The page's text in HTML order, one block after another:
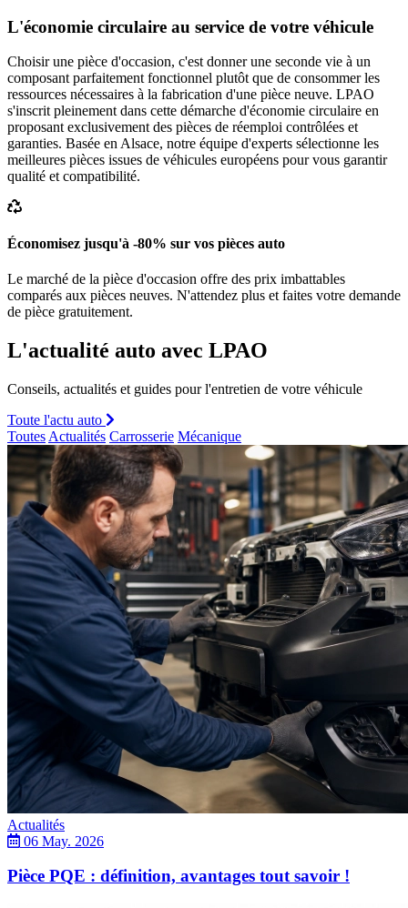
L'économie circulaire au service de votre véhicule
Choisir une pièce d'occasion, c'est donner une seconde vie à un
composant parfaitement fonctionnel plutôt que de consommer les
ressources nécessaires à la fabrication d'une pièce neuve. LPAO
s'inscrit pleinement dans cette démarche d'économie circulaire en
proposant exclusivement des pièces de réemploi contrôlées et
garanties. Basée en Alsace, notre équipe d'experts sélectionne les
meilleures pièces issues de véhicules européens pour vous garantir
qualité et compatibilité.
Économisez jusqu'à -80% sur vos pièces auto
Le marché de la pièce d'occasion offre des prix imbattables
comparés aux pièces neuves. N'attendez plus et faites votre demande
de pièce gratuitement.
L'actualité auto avec LPAO
Conseils, actualités et guides pour l'entretien de votre véhicule
Toute l'actu auto
Toutes Actualités Carrosserie Mécanique
Actualités
06 May. 2026
Pièce PQE : définition, avantages tout savoir !